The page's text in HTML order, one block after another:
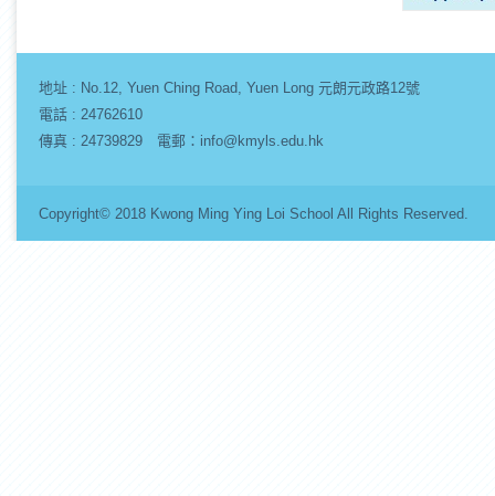
地址 : No.12, Yuen Ching Road, Yuen Long 元朗元政路12號
電話 : 24762610
傳真 : 24739829 電郵：info@kmyls.edu.hk
Copyright© 2018 Kwong Ming Ying Loi School All Rights Reserved.